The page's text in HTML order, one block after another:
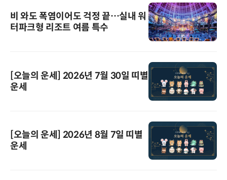
비 와도 폭염이어도 걱정 끝…실내 워
터파크형 리조트 여름 특수
[오늘의 운세] 2026년 7월 30일 띠별
운세
[오늘의 운세] 2026년 8월 7일 띠별
운세